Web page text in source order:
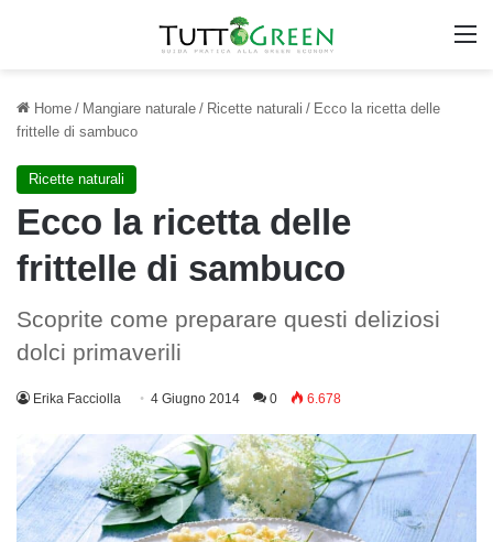
Home / Mangiare naturale / Ricette naturali / Ecco la ricetta delle
frittelle di sambuco
Ricette naturali
Ecco la ricetta delle
frittelle di sambuco
Scoprite come preparare questi deliziosi
dolci primaverili
Erika Facciolla 4 Giugno 2014 0 6.678